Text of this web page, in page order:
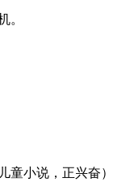
。
童小说，正兴奋）